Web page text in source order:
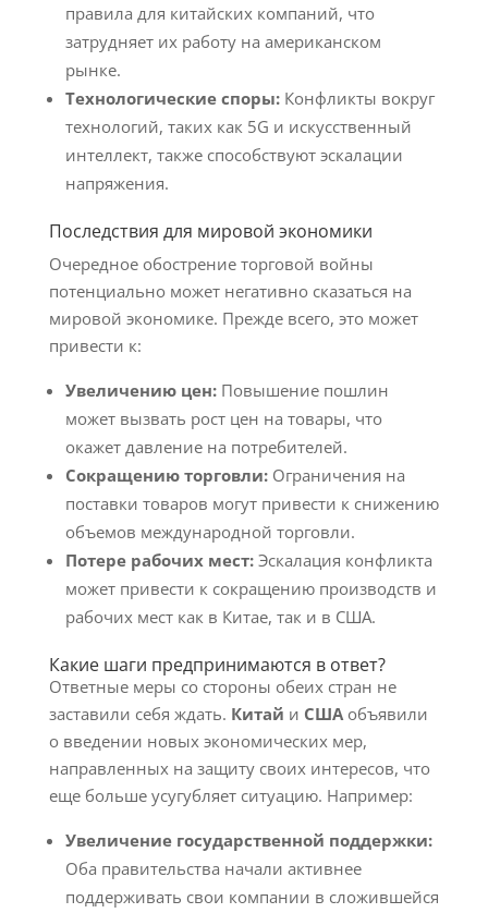
правила для китайских компаний, что
затрудняет их работу на американском
рынке.
Технологические споры:Конфликты вокруг
технологий, таких как 5G и искусственный
интеллект, также способствуют эскалации
напряжения.
Последствия для мировой экономики
Очередное обострение торговой войны
потенциально может негативно сказаться на
мировой экономике. Прежде всего, это может
привести к:
Увеличению цен:Повышение пошлин
может вызвать рост цен на товары, что
окажет давление на потребителей.
Сокращению торговли:Ограничения на
поставки товаров могут привести к снижению
объемов международной торговли.
Потере рабочих мест:Эскалация конфликта
может привести к сокращению производств и
рабочих мест как в Китае, так и в США.
Какие шаги предпринимаются в ответ?
Ответные меры со стороны обеих стран не
заставили себя ждать. Китай и СШАобъявили
о введении новых экономических мер,
направленных на защиту своих интересов, что
еще больше усугубляет ситуацию. Например:
Увеличение государственной поддержки:
Оба правительства начали активнее
поддерживать свои компании в сложившейся